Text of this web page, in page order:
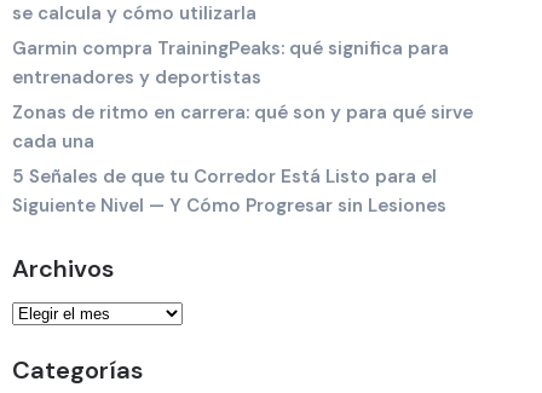
se calcula y cómo utilizarla
Garmin compra TrainingPeaks: qué significa para
entrenadores y deportistas
Zonas de ritmo en carrera: qué son y para qué sirve
cada una
5 Señales de que tu Corredor Está Listo para el
Siguiente Nivel — Y Cómo Progresar sin Lesiones
Archivos
Categorías